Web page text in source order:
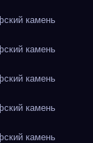
камень
камень
камень
камень
камень